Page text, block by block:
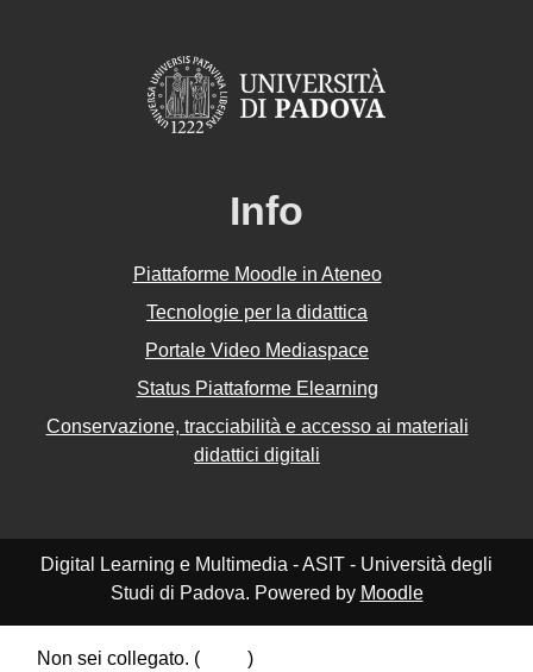
Info
Piattaforme Moodle in Ateneo
Tecnologie per la didattica
Portale Video Mediaspace
Status Piattaforme Elearning
Conservazione, tracciabilità e accesso ai materiali
didattici digitali
Digital Learning e Multimedia - ASIT - Università degli
Studi di Padova. Powered by Moodle
Non sei collegato. ( )